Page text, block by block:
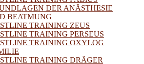
DER ANÄSTHESIE
BEATMUNG
TRAINING ZEUS
TRAINING PERSEUS
TRAINING OXYLOG
TRAINING DRÄGER